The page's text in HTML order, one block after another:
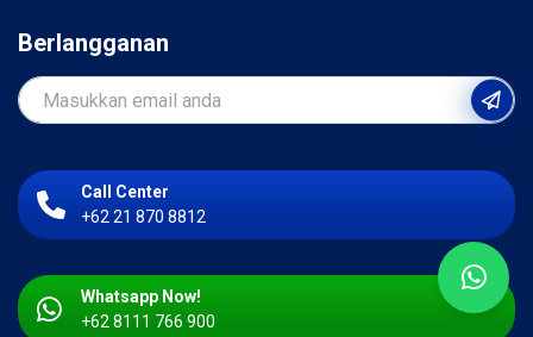
Berlangganan
Call Center
+62 21 870 8812
Whatsapp Now!
+62 8111 766 900